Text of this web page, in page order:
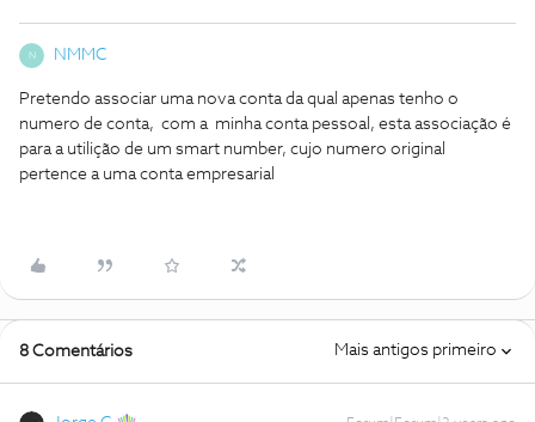
N NMMC
Pretendo associar uma nova conta da qual apenas tenho o
numero de conta, com a minha conta pessoal, esta associação é
para a utilição de um smart number, cujo numero original
pertence a uma conta empresarial
8 Comentários Mais antigos primeiro